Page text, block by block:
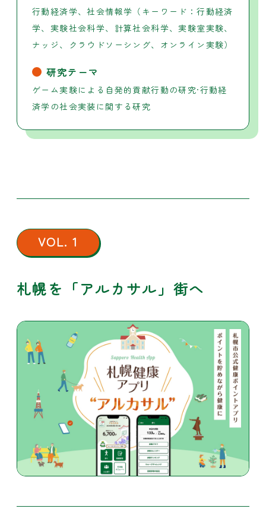
行動経済学、社会情報学（キーワード：行動経済
学、実験社会科学、計算社会科学、実験室実験、
ナッジ、クラウドソーシング、オンライン実験）
研究テーマ
ゲーム実験による自発的貢献行動の研究·行動経
済学の社会実装に関する研究
VOL. 1
札幌を「アルカサル」街へ